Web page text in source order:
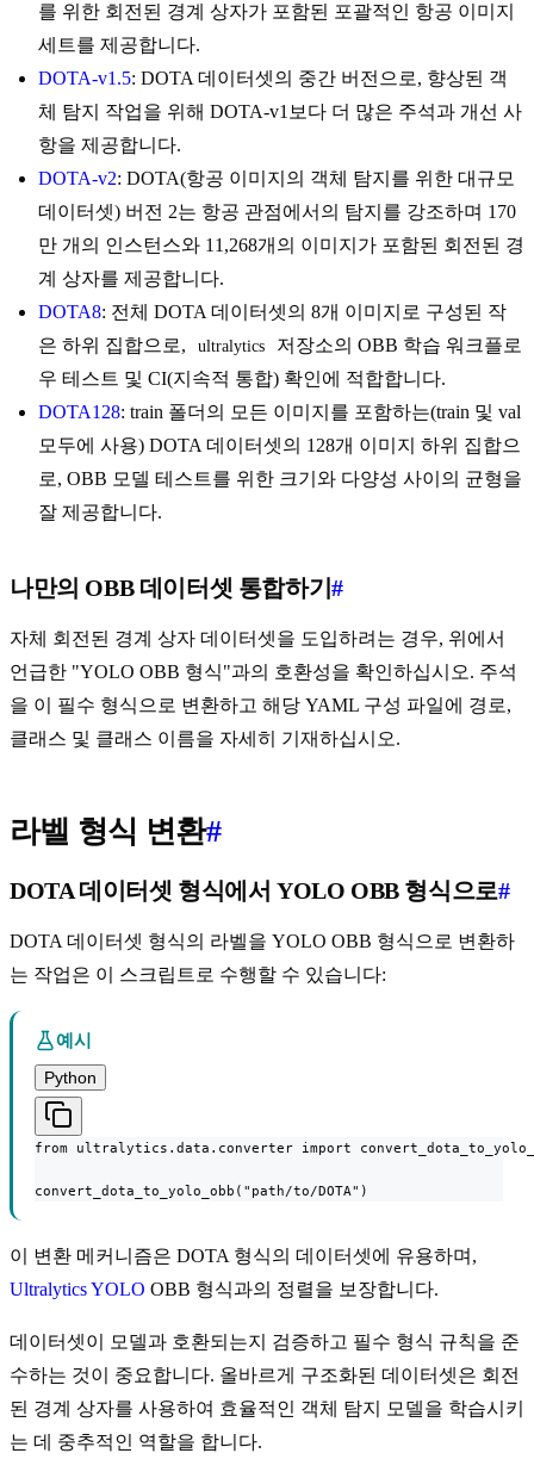
를 위한 회전된 경계 상자가 포함된 포괄적인 항공 이미지
세트를 제공합니다.
DOTA-v1.5: DOTA 데이터셋의 중간 버전으로, 향상된 객
체 탐지 작업을 위해 DOTA-v1보다 더 많은 주석과 개선 사
항을 제공합니다.
DOTA-v2: DOTA(항공 이미지의 객체 탐지를 위한 대규모
데이터셋) 버전 2는 항공 관점에서의 탐지를 강조하며 170
만 개의 인스턴스와 11,268개의 이미지가 포함된 회전된 경
계 상자를 제공합니다.
DOTA8: 전체 DOTA 데이터셋의 8개 이미지로 구성된 작
은 하위 집합으로,
ultralytics
저장소의 OBB 학습 워크플로
우 테스트 및 CI(지속적 통합) 확인에 적합합니다.
DOTA128: train 폴더의 모든 이미지를 포함하는(train 및 val
모두에 사용) DOTA 데이터셋의 128개 이미지 하위 집합으
로, OBB 모델 테스트를 위한 크기와 다양성 사이의 균형을
잘 제공합니다.
나만의 OBB 데이터셋 통합하기#
자체 회전된 경계 상자 데이터셋을 도입하려는 경우, 위에서
언급한 "YOLO OBB 형식"과의 호환성을 확인하십시오. 주석
을 이 필수 형식으로 변환하고 해당 YAML 구성 파일에 경로,
클래스 및 클래스 이름을 자세히 기재하십시오.
라벨 형식 변환#
DOTA 데이터셋 형식에서 YOLO OBB 형식으로#
DOTA 데이터셋 형식의 라벨을 YOLO OBB 형식으로 변환하
는 작업은 이 스크립트로 수행할 수 있습니다:
예시
Python
from ultralytics.data.converter import
convert_dota_to_yolo_obb("path/to/DOTA")
이 변환 메커니즘은 DOTA 형식의 데이터셋에 유용하며,
Ultralytics YOLO OBB 형식과의 정렬을 보장합니다.
데이터셋이 모델과 호환되는지 검증하고 필수 형식 규칙을 준
수하는 것이 중요합니다. 올바르게 구조화된 데이터셋은 회전
된 경계 상자를 사용하여 효율적인 객체 탐지 모델을 학습시키
는 데 중추적인 역할을 합니다.